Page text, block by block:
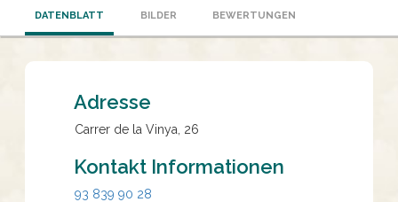
DATENBLATT BILDER BEWERTUNGEN
Adresse
Carrer de la Vinya, 26
Kontakt Informationen
93 839 90 28